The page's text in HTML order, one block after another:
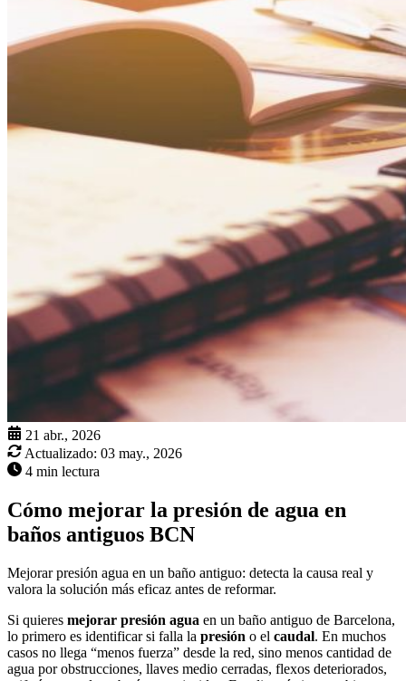
21 abr., 2026
Actualizado: 03 may., 2026
4 min lectura
Cómo mejorar la presión de agua en
baños antiguos BCN
Mejorar presión agua en un baño antiguo: detecta la causa real y
valora la solución más eficaz antes de reformar.
Si quieres mejorar presión agua en un baño antiguo de Barcelona,
lo primero es identificar si falla la presión o el caudal. En muchos
casos no llega “menos fuerza” desde la red, sino menos cantidad de
agua por obstrucciones, llaves medio cerradas, flexos deteriorados,